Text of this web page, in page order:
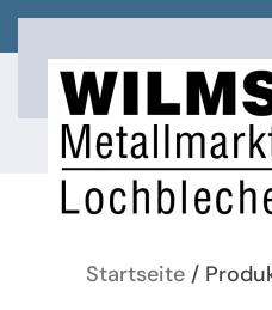
Zum Hauptinhalt
Startseite /